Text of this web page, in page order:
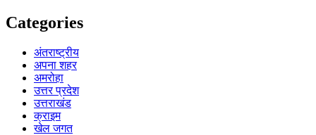
Categories
अंतराष्ट्रीय
अपना शहर
अमरोहा
उत्तर प्रदेश
उत्तराखंड
क्राइम
खेल जगत